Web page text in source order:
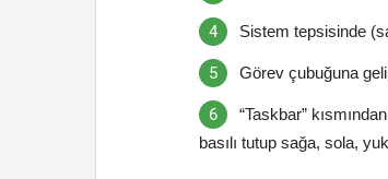
Sistem tepsisinde
Görev çubuğuna
“Taskbar”
basılı tutup sağa, sola,